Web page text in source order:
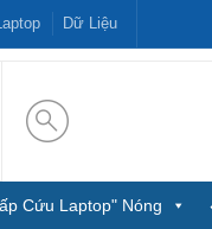
Dữ Liệu
Cứu Laptop" Nóng